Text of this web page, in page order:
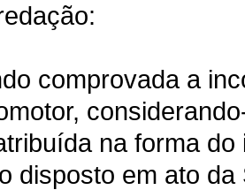
comprovada a
na forma
disposto em ato